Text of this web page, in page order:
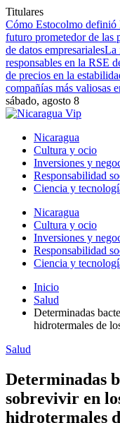
Titulares
Cómo Estocolmo definió
futuro prometedor de las
de datos empresarialesLa
responsables en la RSE
de precios en la
compañías más valiosas
sábado, agosto 8
Nicaragua
Cultura y ocio
Inversiones y
Responsabilidad
Ciencia y
Nicaragua
Cultura y ocio
Inversiones y
Responsabilidad
Ciencia y
Inicio
Salud
Determinadas
hidrotermales de
Salud
Determinadas
sobrevivir en
hidrotermales